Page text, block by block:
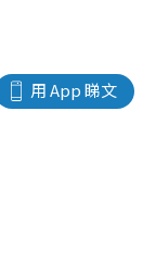
用 App 睇文